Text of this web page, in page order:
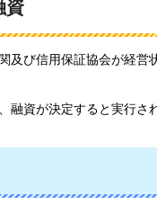
資
及び信用保証協会が経営
融資が決定すると実行さ